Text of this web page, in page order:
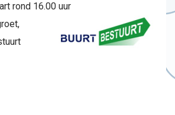
rond 16.00 uur